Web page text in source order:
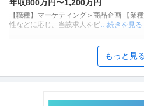
日祝休み／転勤なし／勤務地日本橋
年収800万円〜1,200万円
【職種】マーケティング＞商品企画 【
性などに応じ、当該求人をビ…続きを見る
年収1000万円も可能×土日祝休み／
マネジメント業務
上野グループホールディングス株式会社
もっと見